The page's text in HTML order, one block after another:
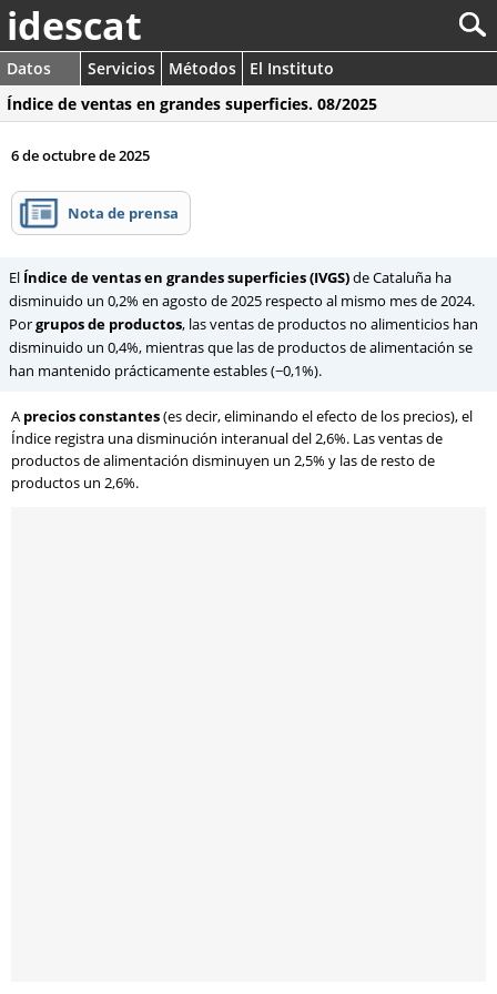
idescat
Datos Servicios Métodos
El Instituto
Índice de ventas en grandes superficies. 08/2025
6 de octubre de 2025
Nota de prensa
El Índice de ventas en grandes superficies (IVGS)de Cataluña ha
disminuido un 0,2% en agosto de 2025 respecto al mismo mes de 2024.
Porgrupos de productos, las ventas de productos no alimenticios han
disminuido un 0,4%, mientras que las de productos de alimentación se
han mantenido prácticamente estables (−0,1%).
A precios constantes(es decir, eliminando el efecto de los precios), el
Índice registra una disminución interanual del 2,6%. Las ventas de
productos de alimentación disminuyen un 2,5% y las de resto de
productos un 2,6%.